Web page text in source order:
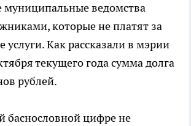
ведомства
которые не платят за
Как рассказали в мэрии
текущего года сумма долга
рублей.
баснословной цифре не